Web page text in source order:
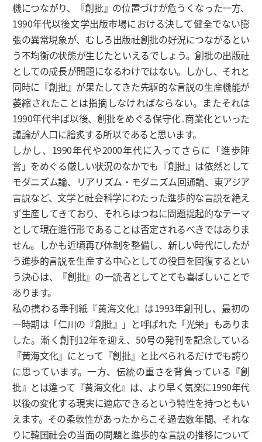
機につながり、『創批』の位置づけが危うくなった一方、
1990年代以後文学出版市場における決して健全でない膨
張の異常現象が、むしろ出版社創批の好況につながるとい
う不均衡の状態が生じたといえるでしょう。創批の出版社
としての成長が問題になるわけではない。しかし、それと
同時に『創批』が果たしてきた先駆的な言説の生産機能が
萎縮されたことは指摘しなければならない。またそれは
1990年代半ば以後、創批をめぐる保守化․商業化といった
議論が人口に膾炙する所以であると思います。
しかし、1990年代や2000年代に入ってさらに「進歩陣
営」をめぐる厳しい状況のなかでも『創批』は依然として
モダニズム論、リアリズム・モダニズム回通論、東アジア
言説など、文学と社会科学にわたった進歩的な言説を絶え
ず生産してきており、それらはつねに問題提起的なテーマ
として現在進行形であることは否定されるべきではありま
せん。しかも近頃再び体制を整備し、新しい時代にしたが
う進歩的言説を生産する中心としての役目を回復するとい
う決心は、『創批』の一読者としてとても喜ばしいことで
あります。
私の携わる季刊紙『黄海文化』は1993年創刊し、最初の
一時期は「仁川の『創批』」と呼ばれた「光栄」もありま
した。漸く創刊12年を迎え、50号の発刊を記念している
『黄海文化』にとって『創批』と比べられるだけでも誇り
に思っています。一方、伝統の重さを背負っている『創
批』とは違って『黄海文化』は、より早く気楽に1990年代
以後の変化する現実に適応できるという特性を持つともい
えます。その柔軟性があったからこそ過去数年間、それな
りに韓国社会の当面の問題と進歩的な言説の推移について